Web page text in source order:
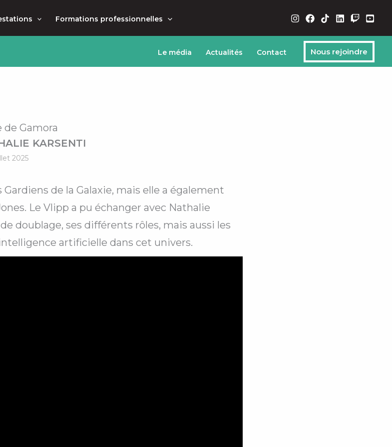
Formations professionnelles
Le média Actualités Contact Nous rejoindre
de Gamora
KARSENTI
2025
de la Galaxie, mais elle a également
Le Vlipp a pu échanger avec Nathalie
doublage, ses différents rôles, mais aussi les
artificielle dans cet univers.